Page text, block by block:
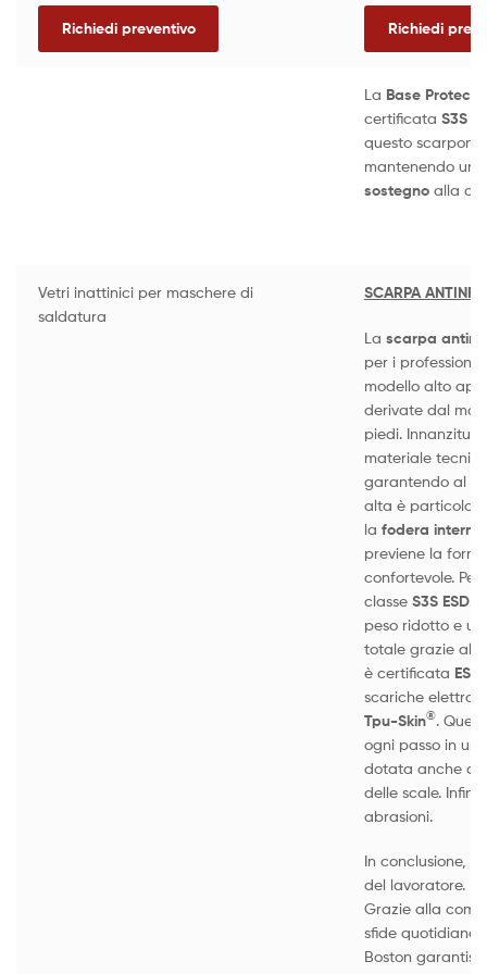
Richiedi preventivo Richiedi
La Base
certificata S3S
questo
mantenendo
sostegnoalla
Vetri inattinici per maschere di
saldatura
SCARPA
La scarpa
per i
modello alto
derivate dal
piedi.
materiale
garantendo al
alta è
la fodera interna
previene la
confortevole.
classe S3S ESD.
peso ridotto e
totale grazie
è certificata ESD
scariche
Tpu-Skin®.
ogni passo in
dotata anche
delle scale.
abrasioni.
In conclusione,
del lavoratore. Il
Grazie alla
sfide quotidiane
Boston